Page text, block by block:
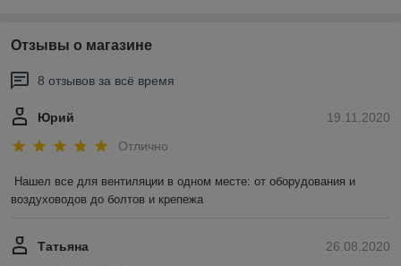
Отзывы о магазине
8 отзывов за всё время
19.11.2020
Юрий
Отлично
Нашел все для вентиляции в одном месте: от оборудования и
воздуховодов до болтов и крепежа
26.08.2020
Татьяна